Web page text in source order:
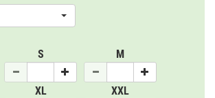
S M
XL XXL